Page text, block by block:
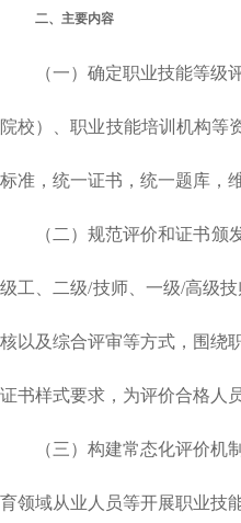
二、主要内容
（一）确定职业技能等级评
院校）、职业技能培训机构等
标准，统一证书，统一题库，
（二）规范评价和证书颁发
级工、二级/技师、一级/高级
核以及综合评审等方式，围绕
证书样式要求，为评价合格人
（三）构建常态化评价机制
育领域从业人员等开展职业技